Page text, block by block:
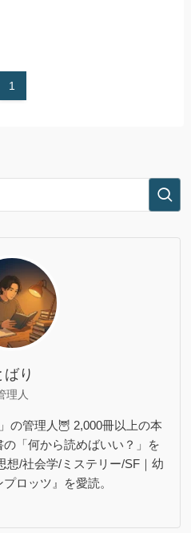
1
ばり
理人
の管理人🦉 2,000冊以上の本
「何から読めばいい？」を
想/社会学/ミステリー/SF｜幼
ロッツ』を愛読。